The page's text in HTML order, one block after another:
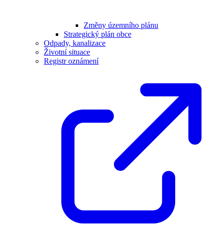
Změny územního plánu
Strategický plán obce
Odpady, kanalizace
Životní situace
Registr oznámení